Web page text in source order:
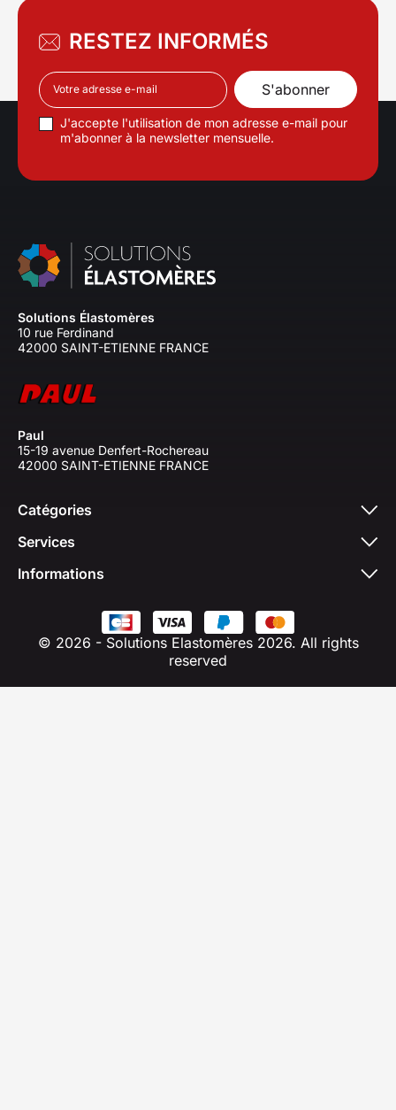
RESTEZ INFORMÉS
J'accepte l'utilisation de mon adresse e-mail pour
m'abonner à la newsletter mensuelle.
Solutions Élastomères
10 rue Ferdinand
42000 SAINT-ETIENNE FRANCE
Paul
15-19 avenue Denfert-Rochereau
42000 SAINT-ETIENNE FRANCE
Catégories
Services
Informations
© 2026 - Solutions Elastomères 2026. All rights
reserved